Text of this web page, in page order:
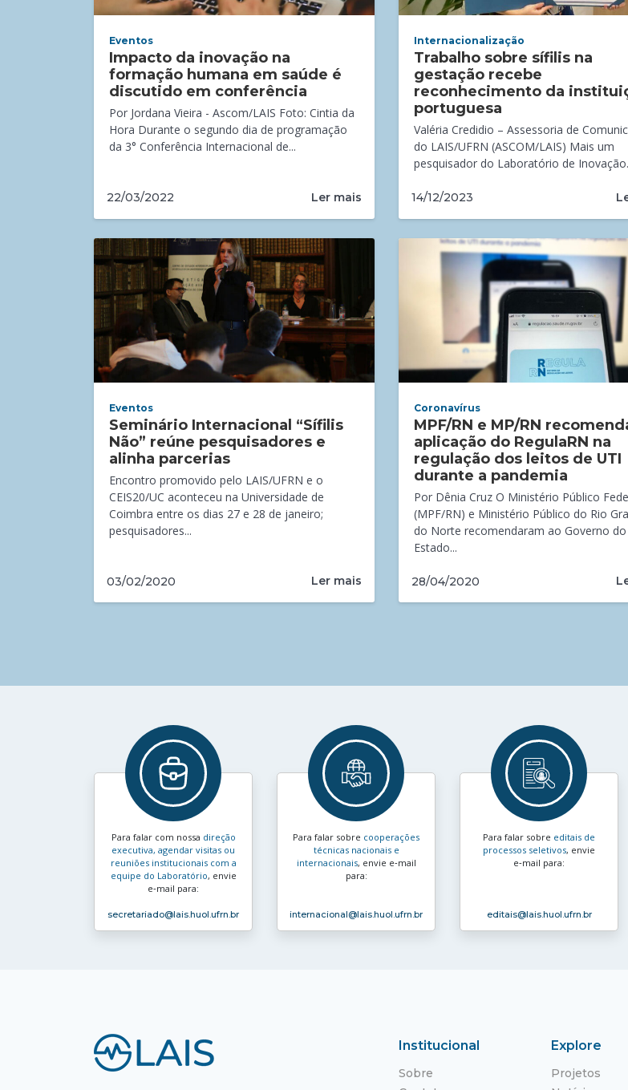
Eventos
Impacto da inovação na
formação humana em saúde é
discutido em conferência
Por Jordana Vieira - Ascom/LAIS Foto: Cintia da
Hora Durante o segundo dia de programação
da 3° Conferência Internacional de...
22/03/2022 Ler mais
Internacionalização
Trabalho sobre sífilis na
gestação recebe
reconhecimento da
portuguesa
Valéria Credidio – Assessoria de
do LAIS/UFRN (ASCOM/LAIS) Mais um
pesquisador do Laboratório de
14/12/2023
Eventos
Seminário Internacional “Sífilis
Não” reúne pesquisadores e
alinha parcerias
Encontro promovido pelo LAIS/UFRN e o
CEIS20/UC aconteceu na Universidade de
Coimbra entre os dias 27 e 28 de janeiro;
pesquisadores...
03/02/2020 Ler mais
Coronavírus
MPF/RN e MP/RN
aplicação do RegulaRN na
regulação dos leitos de UTI
durante a pandemia
Por Dênia Cruz O Ministério Público
(MPF/RN) e Ministério Público do Rio
do Norte recomendaram ao Governo do
Estado...
28/04/2020
Para falar com nossa direção
executiva, agendar visitas ou
reuniões institucionais com a
equipe do Laboratório, envie
e‑mail para:
secretariado@lais.huol.ufrn.br
Para falar sobre cooperações
técnicas nacionais e
internacionais, envie e‑mail
para:
internacional@lais.huol.ufrn.br
Para falar sobre editais de
processos seletivos, envie
e‑mail para:
editais@lais.huol.ufrn.br
Institucional
Sobre
Explore
Projetos